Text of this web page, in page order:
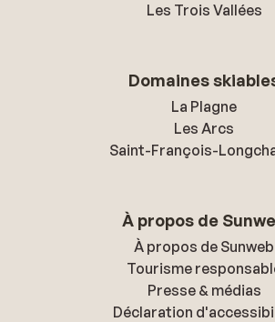
Les Trois Vallées
Domaines
La Plagne
Les Arcs
Saint-François-
À propos de
À propos de Sunweb
Tourisme
Presse & médias
Déclaration